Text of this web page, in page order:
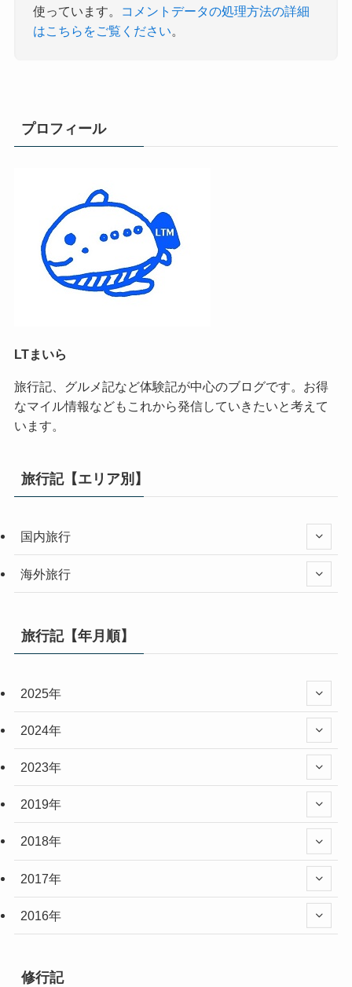
使っています。
コメントデータの処理方法の詳細
はこちらをご覧ください。
プロフィール
LTまいら
旅行記、グルメ記など体験記が中心のブログです。お得
なマイル情報などもこれから発信していきたいと考えて
います。
旅行記【エリア別】
国内旅行
海外旅行
旅行記【年月順】
2025年
2024年
2023年
2019年
2018年
2017年
2016年
修行記